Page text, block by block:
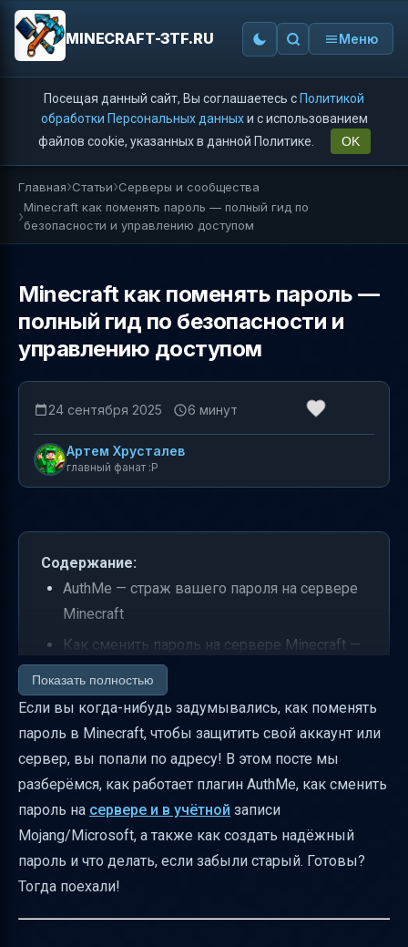
MINECRAFT-3TF.RU Меню
Посещая данный сайт, Вы соглашаетесь с Политикой
обработки Персональных данныхи с использованием
файлов cookie, указанных в данной Политике.
OK
Главная Статьи Серверы и сообщества
Minecraft как поменять пароль — полный гид по
безопасности и управлению доступом
Minecraft как поменять пароль —
полный гид по безопасности и
управлению доступом
24 сентября 2025 6 минут
Артем Хрусталев
главный фанат :P
Содержание:
AuthMe — страж вашего пароля на сервере
Minecraft
Как сменить пароль на сервере Minecraft —
инструкция для игроков
Что делать, если забыли старый пароль и
не можете войти?
Администратор и его суперспособности: как
изменить пароль любого игрока
Пароль сервера vs ключ безопасности
учётной записи Mojang — не путайте!
Как сбросить пароль учётной записи Mojang
Показать полностью
Если вы когда-нибудь задумывались, как поменять
пароль в Minecraft, чтобы защитить свой аккаунт или
сервер, вы попали по адресу! В этом посте мы
разберёмся, как работает плагин AuthMe, как сменить
пароль на сервере и в учётной записи
Mojang/Microsoft, а также как создать надёжный
пароль и что делать, если забыли старый. Готовы?
Тогда поехали!